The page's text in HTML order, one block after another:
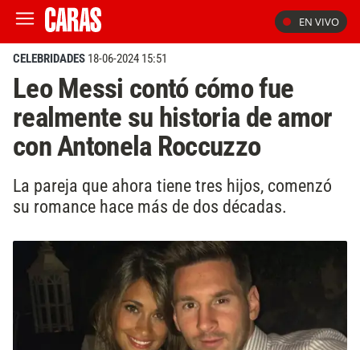
EN VIVO
CELEBRIDADES 18-06-2024 15:51
Leo Messi contó cómo fue
realmente su historia de amor
con Antonela Roccuzzo
La pareja que ahora tiene tres hijos, comenzó
su romance hace más de dos décadas.